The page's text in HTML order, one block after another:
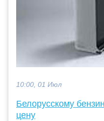
10:00, 01 Июл
Белорусскому
цену